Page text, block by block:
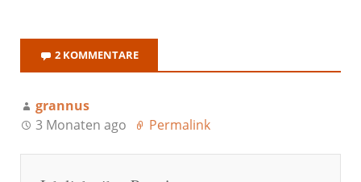
2 KOMMENTARE
grannus
3 Monaten ago
Permalink